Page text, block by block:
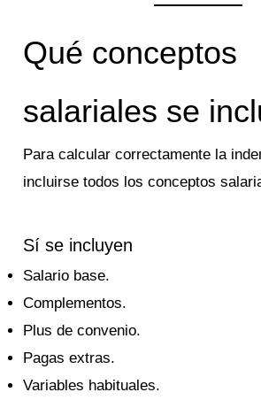
Qué conceptos
salariales se
Para calcular correctamente la
incluirse todos los conceptos
Sí se incluyen
Salario base.
Complementos.
Plus de convenio.
Pagas extras.
Variables habituales.